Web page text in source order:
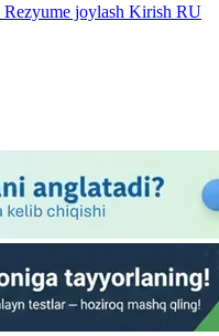
Rezyume joylash Kirish RU